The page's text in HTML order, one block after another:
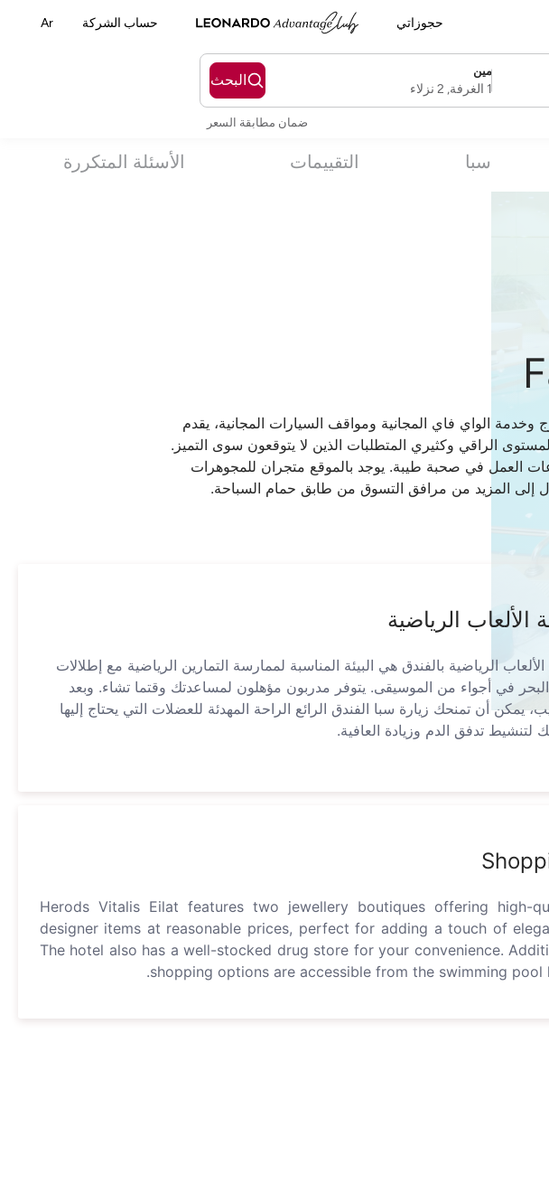
حجوزاتي حساب الشركة Ar
مين
Username1 الغرفة, 2 نزلاء
البحث
ضمان مطابقة السعر
سبا التقييمات الأسئلة المتكررة
الراقي وكثيري المتطلبات الذين لا يتوقعون سوى التميز.
العمل في صحبة طيبة. يوجد بالموقع متجران للمجوهرات
إلى المزيد من مرافق التسوق من طابق حمام السباحة.
الألعاب الرياضية
الرياضية بالفندق هي البيئة المناسبة لممارسة التمارين الرياضية مع إطلالات
في أجواء من الموسيقى. يتوفر مدربون مؤهلون لمساعدتك وقتما تشاء. وبعد
يمكن أن تمنحك زيارة سبا الفندق الرائع الراحة المهدئة للعضلات التي يحتاج إليها
تدفق الدم وزيادة العافية.
Herods Vitalis Eilat features two jewellery boutiques offering high-
designer items at reasonable prices, perfect for adding a touch of
The hotel also has a well-stocked drug store for your convenience.
shopping options are accessible from the swimming pool